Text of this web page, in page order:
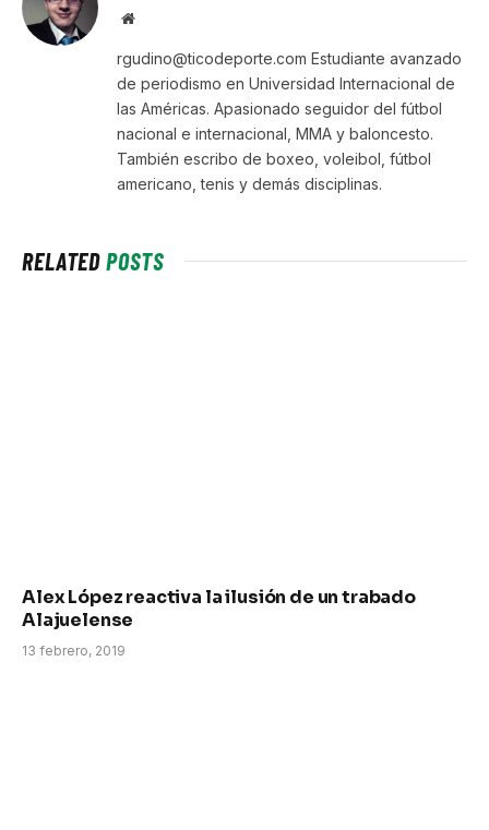
Website
rgudino@ticodeporte.com Estudiante avanzado
de periodismo en Universidad Internacional de
las Américas. Apasionado seguidor del fútbol
nacional e internacional, MMA y baloncesto.
También escribo de boxeo, voleibol, fútbol
americano, tenis y demás disciplinas.
RELATEDPOSTS
Alex López reactiva la ilusión de un trabado
Alajuelense
13 febrero, 2019